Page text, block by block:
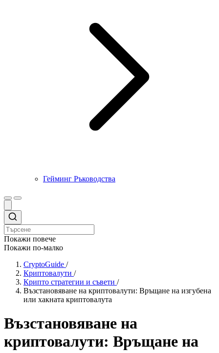
Гейминг Ръководства
Покажи повече
Покажи по-малко
CryptoGuide /
Криптовалути /
Крипто стратегии и съвети /
Възстановяване на криптовалути: Връщане на изгубена
или хакната криптовалута
Възстановяване на
криптовалути: Връщане на